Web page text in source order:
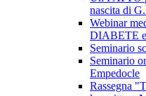
nascita di
Webinar
DIABETE
Seminario
Seminario
Empedocle
Rassegna